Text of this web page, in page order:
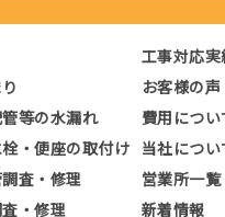
等の水漏れ
・便座の取付け
査・修理
・修理
工事対応実
お客様の声
費用につい
当社につい
営業所一覧
新着情報